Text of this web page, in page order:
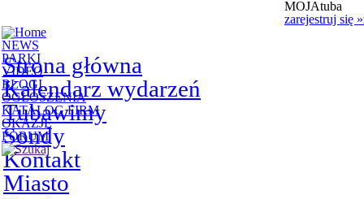
MOJAtuba
zarejestruj się »
NEWS
PARKI
VIDEO
BLOGI
OGŁOSZENIA
KATALOG FIRM
OKAZJE
FORUM
Strona główna
Kalendarz wydarzeń
Tubawimy
Sondy
Kontakt
Miasto